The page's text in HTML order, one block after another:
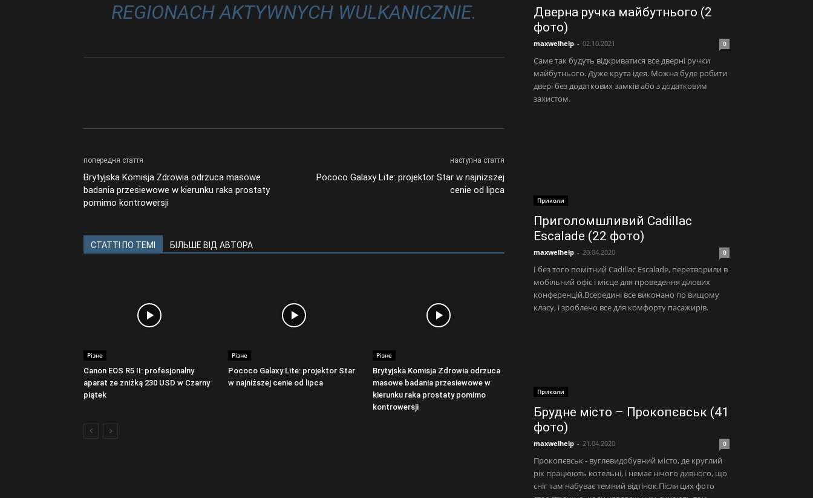
REGIONACH AKTYWNYCH WULKANICZNIE.
попередня стаття
Brytyjska Komisja Zdrowia odrzuca masowe
badania przesiewowe w kierunku raka prostaty
pomimo kontrowersji
наступна стаття
Pococo Galaxy Lite: projektor Star w najniższej
cenie od lipca
СТАТТІ ПО ТЕМІ БІЛЬШЕ ВІД АВТОРА
Різне
Canon EOS R5 II: profesjonalny
aparat ze zniżką 230 USD w Czarny
piątek
Різне
Pococo Galaxy Lite: projektor Star
w najniższej cenie od lipca
Різне
Brytyjska Komisja Zdrowia odrzuca
masowe badania przesiewowe w
kierunku raka prostaty pomimo
kontrowersji
Дверна ручка майбутнього (2
фото)
maxwelhelp - 02.10.2021 0
Саме так будуть відкриватися все дверні ручки
майбутнього. Дуже крута ідея. Можна буде робити
двері без додаткових замків або з додатковим
захистом.
Приколи
Приголомшливий Cadillac
Escalade (22 фото)
maxwelhelp - 20.04.2020 0
І без того помітний Cadillac Escalade, перетворили в
мобільний офіс і місце для проведення ділових
конференцій.Всередині все виконано по вищому
класу, і зроблено все для комфорту пасажирів.
Приколи
Брудне місто – Прокопєвськ (41
фото)
maxwelhelp - 21.04.2020 0
Прокопєвськ - вуглевидобувний місто, де круглий
рік працюють котельні, і немає нічого дивного, що
сніг там набуває темний відтінок.Після цих фото